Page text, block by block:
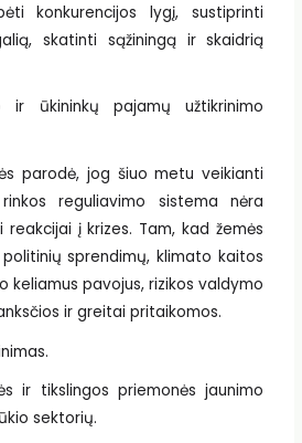
konkurencijos lygį, sustiprinti
skatinti sąžiningą ir skaidrią
ir ūkininkų pajamų užtikrinimo
parodė, jog šiuo metu veikianti
reguliavimo sistema nėra
į krizes. Tam, kad žemės
sprendimų, klimato kaitos
keliamus pavojus, rizikos valdymo
ir greitai pritaikomos.
ir tikslingos priemonės jaunimo
sektorių.